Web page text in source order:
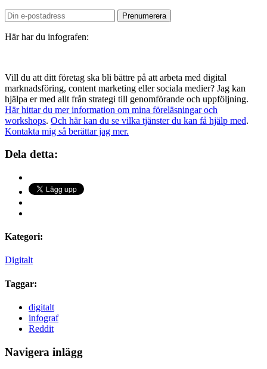
Här har du infografen:
Vill du att ditt företag ska bli bättre på att arbeta med digital
marknadsföring, content marketing eller sociala medier? Jag kan
hjälpa er med allt från strategi till genomförande och uppföljning.
Här hittar du mer information om mina föreläsningar och
workshops. Och här kan du se vilka tjänster du kan få hjälp med.
Kontakta mig så berättar jag mer.
Dela detta:
Kategori:
Digitalt
Taggar:
digitalt
infograf
Reddit
Navigera inlägg